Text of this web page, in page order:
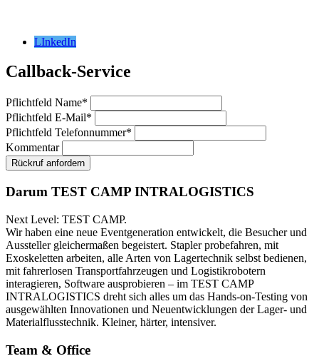
LInkedIn
Callback-Service
Pflichtfeld Name*
Pflichtfeld E-Mail*
Pflichtfeld Telefonnummer*
Kommentar
Rückruf anfordern
Darum TEST CAMP INTRALOGISTICS
Next Level: TEST CAMP.
Wir haben eine neue Eventgeneration entwickelt, die Besucher und
Aussteller gleichermaßen begeistert. Stapler probefahren, mit
Exoskeletten arbeiten, alle Arten von Lagertechnik selbst bedienen,
mit fahrerlosen Transportfahrzeugen und Logistikrobotern
interagieren, Software ausprobieren – im TEST CAMP
INTRALOGISTICS dreht sich alles um das Hands-on-Testing von
ausgewählten Innovationen und Neuentwicklungen der Lager- und
Materialflusstechnik. Kleiner, härter, intensiver.
Team & Office